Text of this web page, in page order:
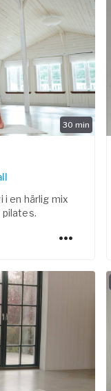
30 min
i en härlig mix
pilates.